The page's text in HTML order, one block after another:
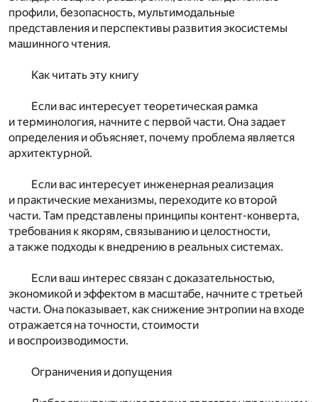
профили, безопасность, мультимодальные
представления и перспективы развития экосистемы
машинного чтения.
Как читать эту книгу
Если вас интересует теоретическая рамка
и терминология, начните с первой части. Она задает
определения и объясняет, почему проблема является
архитектурной.
Если вас интересует инженерная реализация
и практические механизмы, переходите ко второй
части. Там представлены принципы контент-конверта,
требования к якорям, связыванию и целостности,
а также подходы к внедрению в реальных системах.
Если ваш интерес связан с доказательностью,
экономикой и эффектом в масштабе, начните с третьей
части. Она показывает, как снижение энтропии на входе
отражается на точности, стоимости
и воспроизводимости.
Ограничения и допущения